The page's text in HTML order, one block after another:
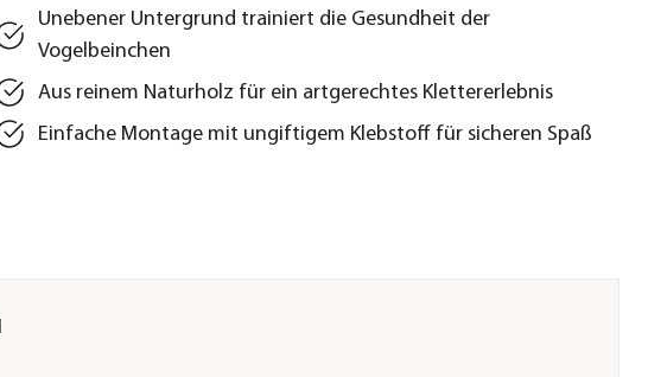
Unebener Untergrund trainiert die Gesundheit der
Vogelbeinchen
Aus reinem Naturholz für ein artgerechtes Klettererlebnis
Einfache Montage mit ungiftigem Klebstoff für sicheren Spaß